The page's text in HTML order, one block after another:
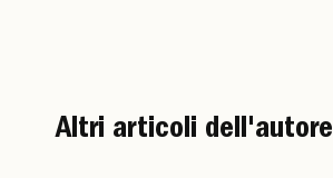
Altri articoli dell'autore